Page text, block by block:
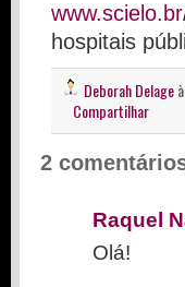
hospitais
Deborah Delage
Compartilhar
2
Raquel
Olá!